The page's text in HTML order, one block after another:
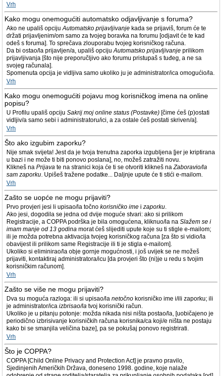
Vrh
Kako mogu onemogućiti automatsko odjavljivanje s foruma?
Ako ne upališ opcijuAutomatsko prijavljivanje kada se prijaviš, forum će te
držati prijavljenim/om samo za tvojeg boravka na forumu [odjavit će te kad
odeš s foruma]. To sprečava zlouporabu tvojeg korisničkog računa.
Da bi ostao/la prijavljen/a, upališ opcijuAutomatsko prijavljivanje prilikom
prijavljivanja [što nije preporučljivo ako forumu pristupaš s tuđeg, a ne sa
svojeg računala].
Spomenuta opcija je vidljiva samo ukoliko ju je administrator/ica omogućio/la.
Vrh
Kako mogu onemogućiti pojavu mog korisničkog imena na online
popisu?
U Profilu upališ opciju Sakrij moj online status (Postavke) [čime ćeš (p)ostati
vidljiv/a samo sebi i administratoru/ici, a za ostale ćeš postati skriven/a].
Vrh
Što ako izgubim zaporku?
Nije smak svijeta! Jest da je tvoja trenutna zaporka izgubljena [jer je kriptirana
u bazi i ne može ti biti ponovo poslana], no, možeš zatražiti novu.
Klikneš na Prijava te na stranici koja će ti se otvoriti klikneš naZaboravio/la
sam zaporku. Upišeš tražene podatke... Daljnje upute će ti stići e-mailom.
Vrh
Zašto se uopće ne mogu prijaviti?
Prvo provjeri jesi li upisao/la točno korisničko ime i zaporku.
Ako jesi, dogodila se jedna od dvije moguće stvari: ako si prilikom
Registracije, a COPPA podrška je bila omogućena, kliknuo/la na Slažem se i
imam manje od 13 godina morat ćeš slijediti upute koje su ti stigle e-mailom;
ili je možda potrebna aktivacija tvojeg korisničkog računa [za što si vidio/la
obavijest ili prilikom same Registracije ili ti je stigla e-mailom].
Ukoliko si eliminirao/la obje gornje mogućnosti, i još uvijek se ne možeš
prijaviti, kontaktiraj administratora/icu [da provjeri što (ni)je u redu s tvojim
korisničkim računom].
Vrh
Zašto se više ne mogu prijaviti?
Dva su moguća razloga: ili si upisao/la netočno korisničko ime i/ili zaporku; ili
je administrator/ica izbrisao/la tvoj korisnički račun.
Ukoliko je u pitanju potonje: možda nikada nisi ništa postao/la, [uobičajeno je
periodično izbrisivanje korisničkih računa korisnika/ca koji/e ništa ne postaju
kako bi se smanjila veličina baze], pa se pokušaj ponovo registrirati.
Vrh
Što je COPPA?
COPPA [Child Online Privacy and Protection Act] je pravno pravilo,
Sjedinjenih Američkih Država, doneseno 1998. godine, koje nalaže